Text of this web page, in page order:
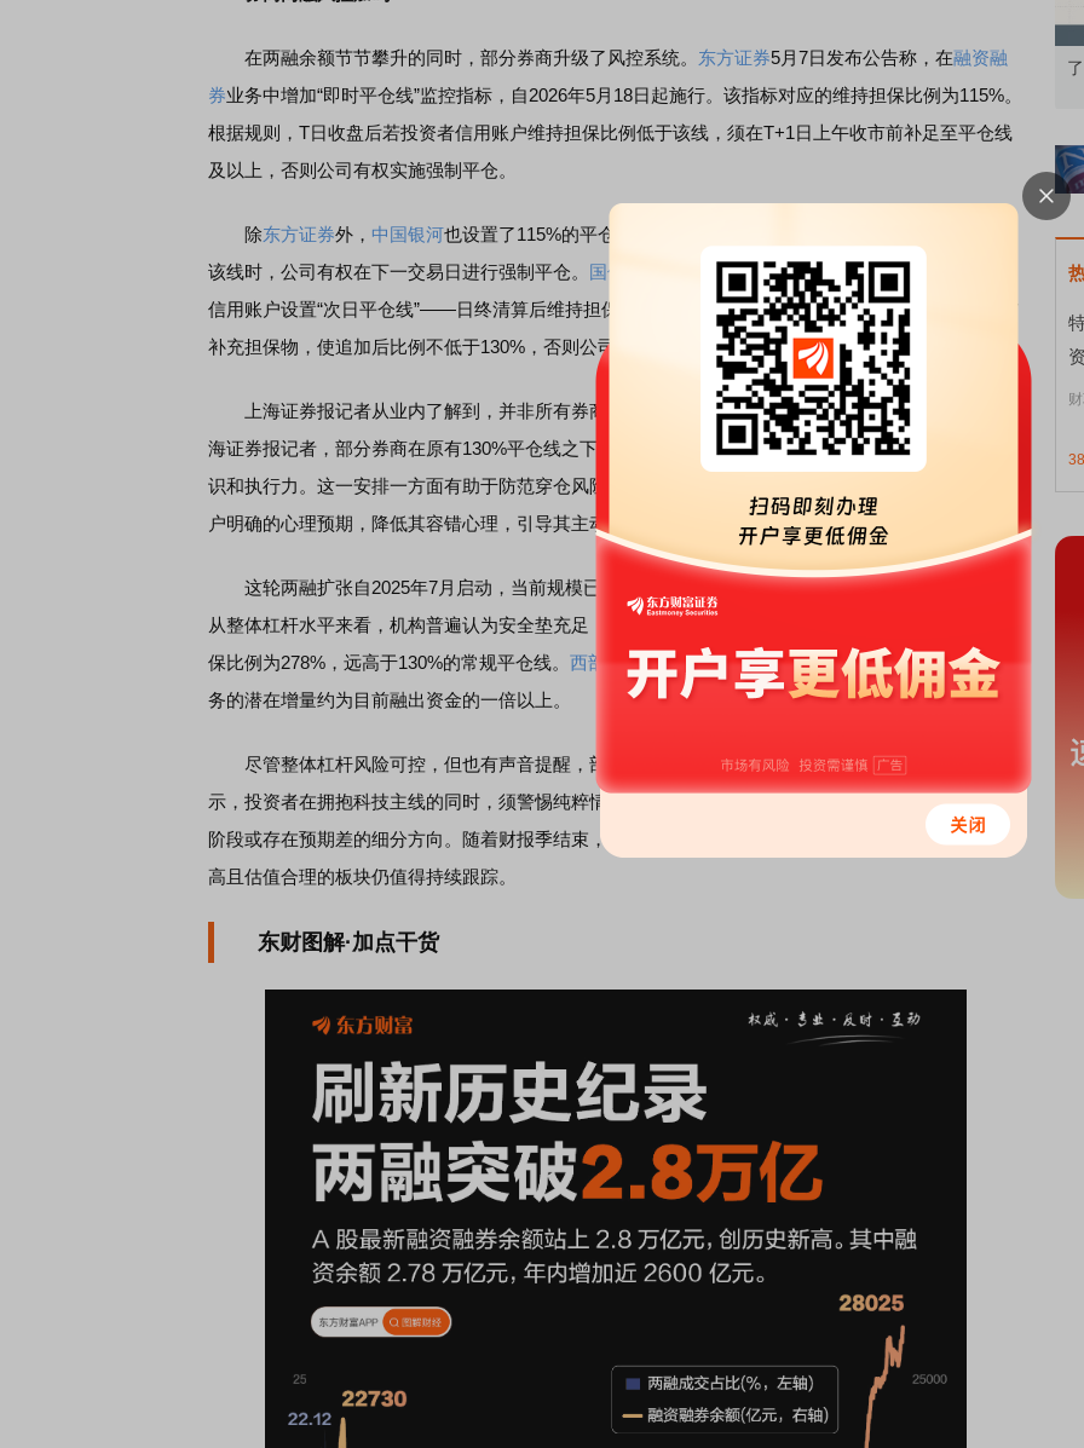
在两融余额节节攀升的同时，部分券商升级了风控系统。 东方证券5月7日发布公告称，在融资融
券业务中增加“即时平仓线”监控指标，自2026年5月18日起施行。该指标对应的维持担保比例为115%。
根据规则，T日收盘后若投资者信用账户维持担保比例低于该线，须在T+1日上午收市前补足至平仓线
及以上，否则公司有权实施强制平仓。
除东方证券外， 中国银河也设置了115%的平仓“最低线”，明确当客户信用账户维持担保比例低于
该线时，公司有权在下一交易日进行强制平仓。 国信证券
则针对具有创业板、科创板及北交所权限的
信用账户设置“次日平仓线”——日终清算后维持担保比例低于该线的，客户须在次一交易日上午收市前
补充担保物，使追加后比例不低于130%，否则公司有权强制平仓。
上海证券报记者从业内了解到，并非所有券商都已出台类似规则。某券商非银首席分析师告诉上
海证券报记者，部分券商在原有130%平仓线之下再设一道预警线，更多体现的是其内部较强的风控意
识和执行力。这一安排一方面有助于防范穿仓风险，通过更灵敏的阈值及时止损；另一方面也能给客
户明确的心理预期，降低其容错心理，引导其主动控制风险。
这轮两融扩张自2025年7月启动，当前规模已超过2019年至2021年结构性行情期间的水平。不过
从整体杠杆水平来看，机构普遍认为安全垫充足，风险可控。截至2026年一季度末，市场平均维持担
保比例为278%，远高于130%的常规平仓线。 西部证券 研报测算，以2025年年报为基数，券商两融业
务的潜在增量约为目前融出资金的一倍以上。
尽管整体杠杆风险可控，但也有声音提醒，部分个股和行业的融资拥挤度值得关注。赵愚睿表
示，投资者在拥抱科技主线的同时，须警惕纯粹情绪炒作的高位品种，可更多关注产业链中尚处起步
阶段或存在预期差的细分方向。随着财报季结束，市场风格有望向中小盘题材适度扩散，业绩确定性
高且估值合理的板块仍值得持续跟踪。
东财图解·加点干货
首席连线｜东方财富证券陈果：A股再平衡的
债券知识通识：从基础认知到特色品种 了解北交所知识 做理性投资者